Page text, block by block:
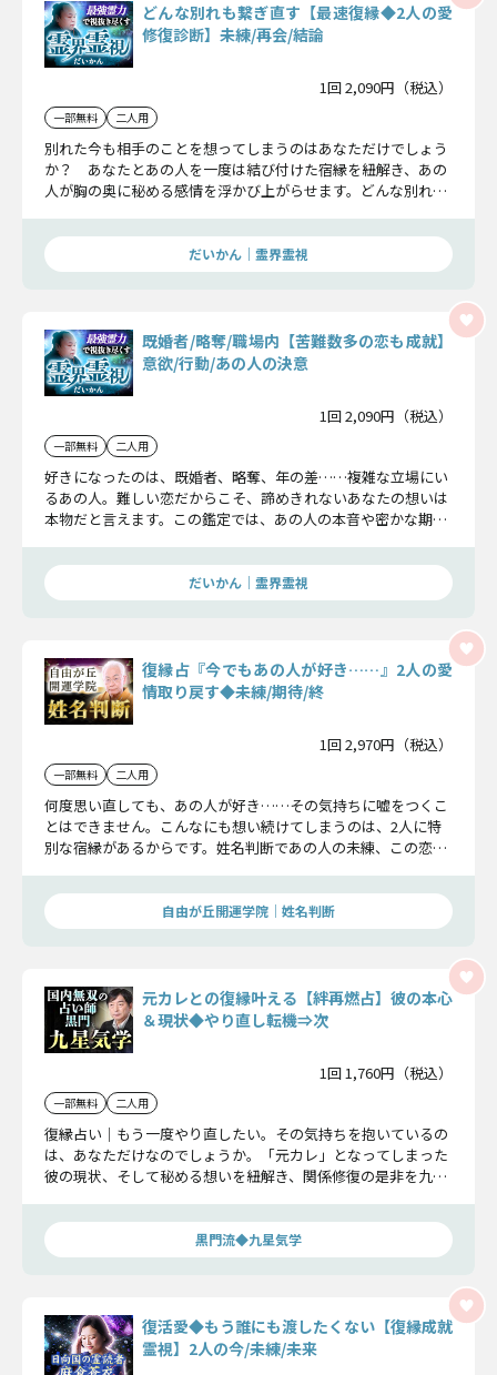
どんな別れも繋ぎ直す【最速復縁◆2人の愛
修復診断】未練/再会/結論
1回 2,090円（税込）
一部無料 二人用
別れた今も相手のことを想ってしまうのはあなただけでしょう
か？ あなたとあの人を一度は結び付けた宿縁を紐解き、あの
人が胸の奥に秘める感情を浮かび上がらせます。どんな別れで
だいかん｜霊界霊視
既婚者/略奪/職場内【苦難数多の恋も成就】
意欲/行動/あの人の決意
1回 2,090円（税込）
一部無料 二人用
好きになったのは、既婚者、略奪、年の差……複雑な立場にい
るあの人。難しい恋だからこそ、諦めきれないあなたの想いは
本物だと言えます。この鑑定では、あの人の本音や密かな期待
だいかん｜霊界霊視
復縁占『今でもあの人が好き……』2人の愛
情取り戻す◆未練/期待/終
1回 2,970円（税込）
一部無料 二人用
何度思い直しても、あの人が好き……その気持ちに嘘をつくこ
とはできません。こんなにも想い続けてしまうのは、2人に特
別な宿縁があるからです。姓名判断であの人の未練、この恋の
自由が丘開運学院│姓名判断
元カレとの復縁叶える【絆再燃占】彼の本心
＆現状◆やり直し転機⇒次
1回 1,760円（税込）
一部無料 二人用
復縁占い｜もう一度やり直したい。その気持ちを抱いているの
は、あなただけなのでしょうか。「元カレ」となってしまった
彼の現状、そして秘める想いを紐解き、関係修復の是非を九星
黒門流◆九星気学
復活愛◆もう誰にも渡したくない【復縁成就
霊視】2人の今/未練/未来